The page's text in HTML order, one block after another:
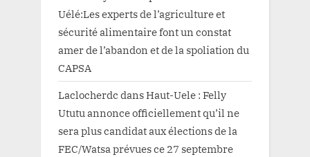
Uélé:Les experts de l’agriculture et
sécurité alimentaire font un constat
amer de l’abandon et de la spoliation du
CAPSA
Laclocherdc dansHaut-Uele : Felly
Ututu annonce officiellement qu’il ne
sera plus candidat aux élections de la
FEC/Watsa prévues ce 27 septembre